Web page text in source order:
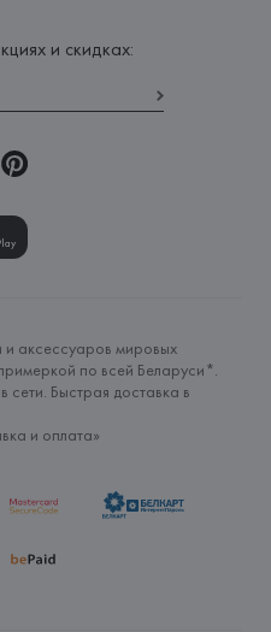
и скидках:
аксессуаров мировых
по всей Беларуси*.
Быстрая доставка в
и оплата»